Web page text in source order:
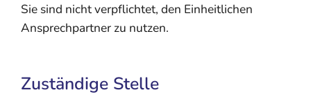
Sie sind nicht verpflichtet, den Einheitlichen
Ansprechpartner zu nutzen.
Zuständige Stelle